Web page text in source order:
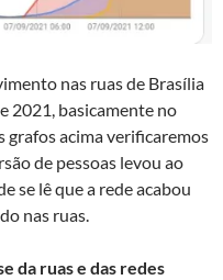
nas ruas de Brasília
2021, basicamente no
grafos acima verificaremos
de pessoas levou ao
se lê que a rede acabou
nas ruas.
da ruas e das redes